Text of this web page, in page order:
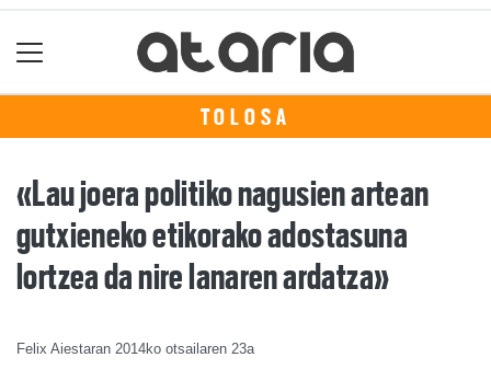
TOLOSA
«Lau joera politiko nagusien artean
gutxieneko etikorako adostasuna
lortzea da nire lanaren ardatza»
Felix Aiestaran 2014ko otsailaren 23a